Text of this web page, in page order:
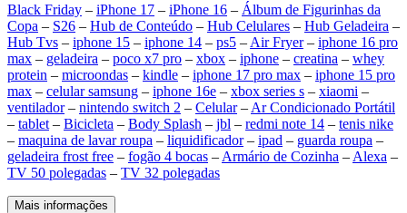
Black Friday – iPhone 17 – iPhone 16 – Álbum de Figurinhas da
Copa – S26 – Hub de Conteúdo – Hub Celulares – Hub Geladeira –
Hub Tvs – iphone 15 – iphone 14 – ps5 – Air Fryer– iphone 16 pro
max – geladeira – poco x7 pro – xbox – iphone – creatina – whey
protein – microondas – kindle – iphone 17 pro max – iphone 15 pro
max – celular samsung – iphone 16e – xbox series s – xiaomi –
ventilador– nintendo switch 2 – Celular– Ar Condicionado Portátil
– tablet – Bicicleta – Body Splash – jbl – redmi note 14 – tenis nike
– maquina de lavar roupa – liquidificador– ipad – guarda roupa –
geladeira frost free – fogão 4 bocas – Armário de Cozinha – Alexa –
TV 50 polegadas – TV 32 polegadas
Mais informações